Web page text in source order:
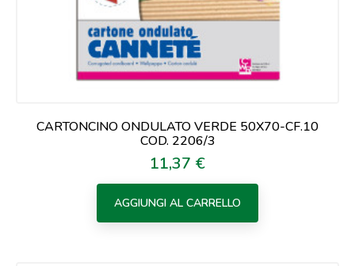
CARTONCINO ONDULATO VERDE 50X70-CF.10
COD. 2206/3
Prezzo
11,37 €
AGGIUNGI AL CARRELLO